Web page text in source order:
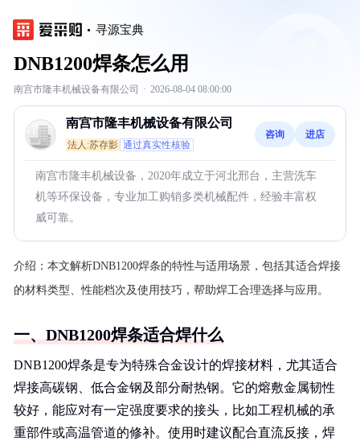
寻源宝典
DNB1200焊条怎么用
南宫市隆丰机械设备有限公司 · 2026-08-04 08:00:00
南宫市隆丰机械设备有限公司
法人:苏存影 通过真实性核验
咨询 进店
南宫市隆丰机械设备，2020年成立于河北邢台，主营洗车
机等环保设备，专业加工购销多类机械配件，经验丰富权
威可靠。
介绍： 本文解析DNB1200焊条的特性与适用场景，包括其适合焊接
的材料类型、性能档次及使用技巧，帮助焊工合理选择与应用。
一、DNB1200焊条适合焊什么
DNB1200焊条是专为特殊合金设计的焊接材料，尤其适合
焊接高碳钢、低合金钢及部分耐热钢。它的熔敷金属韧性
较好，能应对有一定强度要求的接头，比如工程机械的承
重部件或高温管道的修补。使用时建议配合直流反接，焊